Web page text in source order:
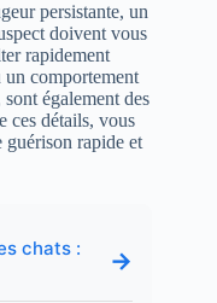
persistante, un
doivent vous
rapidement
comportement
également des
ces détails, vous
guérison rapide et
chats :
→